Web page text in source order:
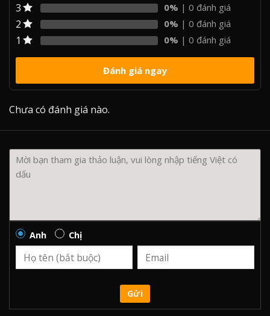
3 0% | 0 đánh giá
2 0% | 0 đánh giá
1 0% | 0 đánh giá
Đánh giá ngay
Chưa có đánh giá nào.
Anh Chị
Gửi